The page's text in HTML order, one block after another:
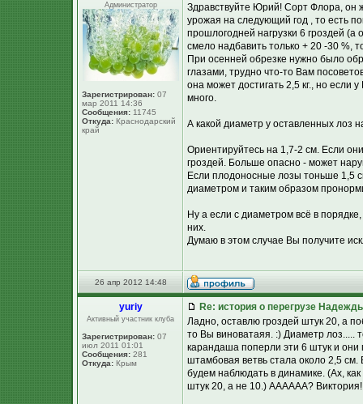
Администратор
Зарегистрирован: 07
мар 2011 14:36
Сообщения: 11745
Откуда: Краснодарский
край
Здравствуйте Юрий! Сорт Флора, он
урожая на следующий год , то есть
прошлогодней нагрузки 6 гроздей
смело надбавить только + 20 -30 %,
При осенней обрезке нужно было
глазами, трудно что-то Вам
она может достигать 2,5 кг., но если
много.
А какой диаметр у оставленных лоз
Ориентируйтесь на 1,7-2 см. Если
гроздей. Больше опасно - может
Если плодоносные лозы тоньше 1,5
диаметром и таким образом
Ну а если с диаметром всё в порядке,
них.
Думаю в этом случае Вы получите
26 апр 2012 14:48
yuriy
Активный участник клуба
Зарегистрирован: 07
июл 2011 01:01
Сообщения: 281
Откуда: Крым
Re: история о перегрузе
Ладно, оставлю гроздей штук 20, а
то Вы виноватаяя. :) Диаметр
карандаша поперли эти 6 штук и
штамбовая ветвь стала около 2,5
будем наблюдать в динамике. (Ах,
штук 20, а не 10.) АААААА?